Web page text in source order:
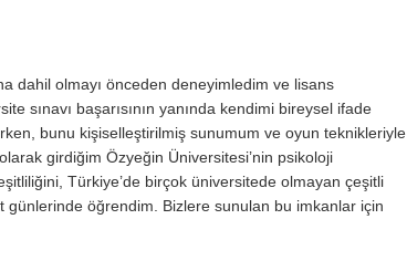
dahil olmayı önceden deneyimledim ve lisans
sınavı başarısının yanında kendimi bireysel ifade
bunu kişiselleştirilmiş sunumum ve oyun teknikleriyle
girdiğim Özyeğin Üniversitesi’nin psikoloji
Türkiye’de birçok üniversitede olmayan çeşitli
günlerinde öğrendim. Bizlere sunulan bu imkanlar için